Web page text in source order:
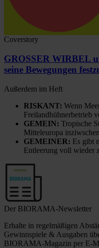
Coverstory
GROSSER WIRBEL
seine Bewegungen
Außerdem im Heft
RISKANT: Wenn
Freilandhühnerbetrieb
GEMEIN: Tropische
Mitteleuropa
GEMEINER: Es gibt
Entleerung voll wieder
Der BIORAMA-Newsletter
Erhalte in regelmäßigen
Gewinnspiele & Ausgaben
BIORAMA-Magazin per E-